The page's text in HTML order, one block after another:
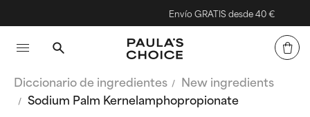
Envío GRATIS desde 40 €
Diccionario de ingredientes
New ingredients
Sodium Palm Kernelamphopropionate